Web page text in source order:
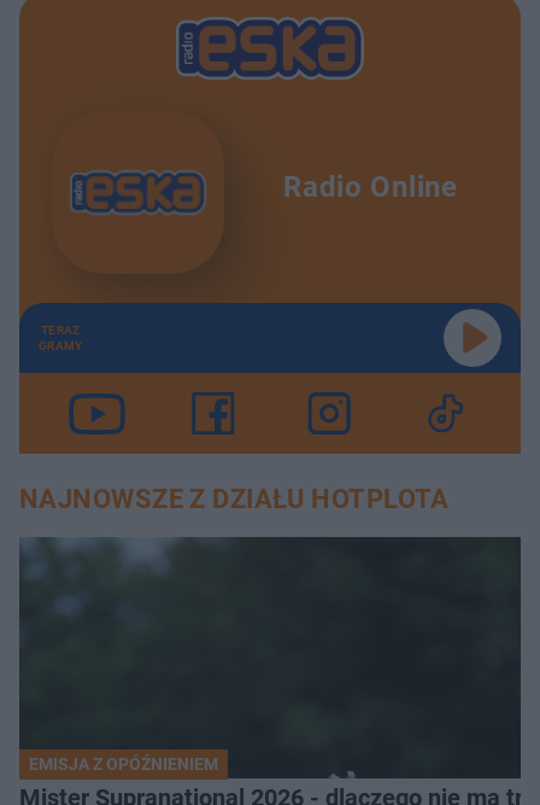
Radio Online
TERAZ
GRAMY
NAJNOWSZE Z DZIAŁU HOTPLOTA
EMISJA Z OPÓŹNIENIEM
Mister Supranational 2026 - dlaczego nie ma